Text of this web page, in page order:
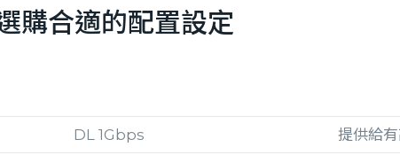
購合適的配置設定
DL 1Gbps 提供給